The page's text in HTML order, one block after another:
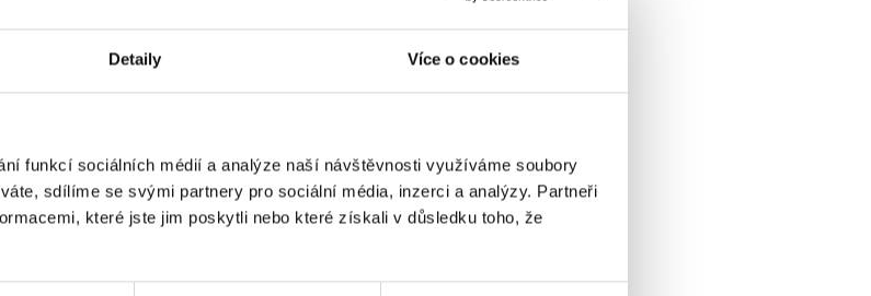
Detaily Více o cookies
funkcí sociálních médií a analýze naší návštěvnosti využíváme soubory
sdílíme se svými partnery pro sociální média, inzerci a analýzy. Partneři
které jste jim poskytli nebo které získali v důsledku toho, že